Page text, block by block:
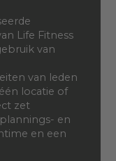
Life Fitness
van
van leden
locatie of
zet
en
en een